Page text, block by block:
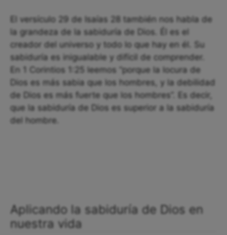
El versículo 29 de Isaías 28 también nos habla de
la grandeza de la sabiduría de Dios. Él es el
creador del universo y todo lo que hay en él. Su
sabiduría es inigualable y difícil de comprender.
En 1 Corintios 1:25 leemos “porque la locura de
Dios es más sabia que los hombres, y la debilidad
de Dios es más fuerte que los hombres”. Es decir,
que la sabiduría de Dios es superior a la sabiduría
del hombre.
Aplicando la sabiduría de Dios en
nuestra vida